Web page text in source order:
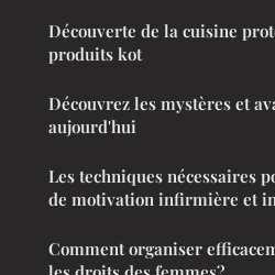
Découverte de la cuisine
produits kot
Découvrez les mystères et
aujourd'hui
Les techniques nécessaires
de motivation infirmière et
Comment organiser